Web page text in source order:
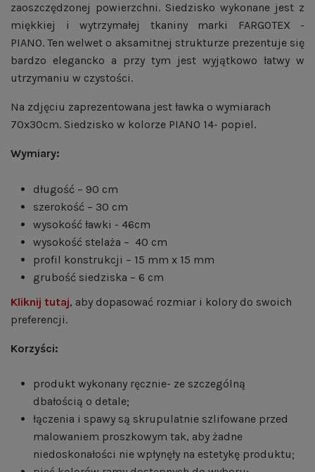
zaoszczędzonej powierzchni. Siedzisko wykonane jest z
miękkiej i wytrzymałej tkaniny marki FARGOTEX -
PIANO. Ten welwet o aksamitnej strukturze prezentuje się
bardzo elegancko a przy tym jest wyjątkowo łatwy w
utrzymaniu w czystości.
Na zdjęciu zaprezentowana jest ławka o wymiarach
70x30cm. Siedzisko w kolorze PIANO 14- popiel.
Wymiary:
długość – 90 cm
szerokość – 30 cm
wysokość ławki - 46cm
wysokość stelaża – 40 cm
profil konstrukcji – 15 mm x 15 mm
grubość siedziska – 6 cm
Kliknij tutaj, aby dopasować rozmiar i kolory do swoich
preferencji.
Korzyści:
produkt wykonany ręcznie- ze szczególną
dbałością o detale;
łączenia i spawy są skrupulatnie szlifowane przed
malowaniem proszkowym tak, aby żadne
niedoskonałości nie wpłynęły na estetykę produktu;